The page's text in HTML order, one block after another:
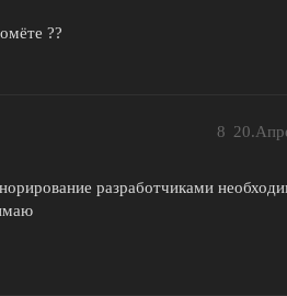
??
8
разработчиками